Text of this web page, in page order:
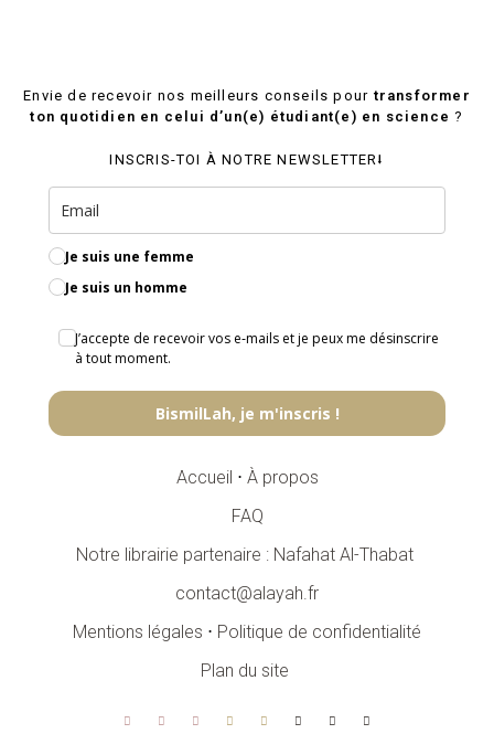
Envie de recevoir nos meilleurs conseils pour transformer
ton quotidien en celui d’un(e) étudiant(e) en science ?
INSCRIS-TOI À NOTRE NEWSLETTER⭣
Je suis une femme
Je suis un homme
J’accepte de recevoir vos e‑mails et je peux me désinscrire
à tout moment.
BismilLah, je m'inscris !
Accueil ⋅ À propos
FAQ
Notre librairie partenaire : Nafahat Al-Thabat
contact@alayah.fr
Mentions légales ⋅ Politique de confidentialité
Plan du site